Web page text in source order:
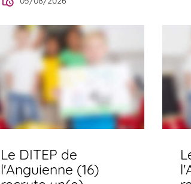
Le DITEP de
l'Anguienne (16)